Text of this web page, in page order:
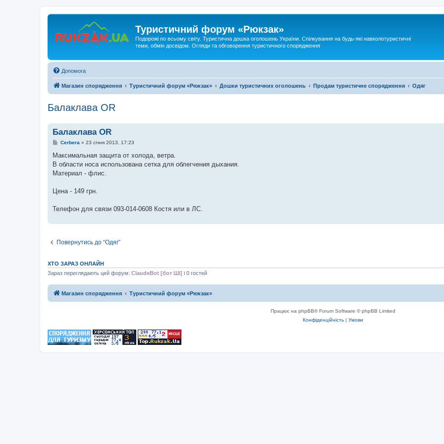
Туристичний форум «Рюкзак»
Подорожі по всьому світу. Туристична дошка оголошень України. Спілкування на будь-які навколотуристичні
теми, обмін досвідом. Огляди та обговорення туристичного спорядження
Допомога
Магазин спорядження Туристичний форум «Рюкзак» Дошки туристичних оголошень Продам туристичне спорядження Одяг
Балаклава OR
Балаклава OR
П
в
д
о
е
я
Cerbera » 23 січня 2013, 17:23
Максимальная защита от холода, ветра.
В области носа использована сетка для облегчения дыхания.
Материал - флис.
Цена - 149 грн.
Телефон для связи 093-014-0608 Костя или в ЛС.
Повернутись до “Одяг”
ХТО ЗАРАЗ ОНЛАЙН
Зараз переглядають цей форум: ClaudeBot [бот ШІ] і 0 гостей
Магазин спорядження Туристичний форум «Рюкзак»
Працює на phpBB® Forum Software © phpBB Limited
Конфіденційність | Умови